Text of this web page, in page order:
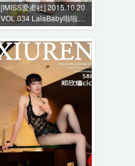
[IMISS爱蜜社] 2015.10.20
VOL.034 LalaBaby啦啦
[48P-209MB]